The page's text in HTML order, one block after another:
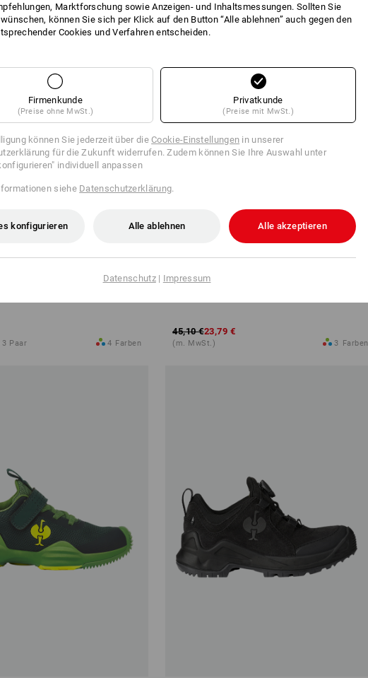
Paar 4 Farben
45,10 €23,79 €
(m. MwSt.) 3 Farben
Marktforschung sowie Anzeigen- und Inhaltsmessungen. Sollten Sie
können Sie sich per Klick auf den Button “Alle ablehnen” auch gegen den
Cookies und Verfahren entscheiden.
Firmenkunde
(Preise ohne MwSt.)
Privatkunde
(Preise mit MwSt.)
können Sie jederzeit über dieCookie-Einstellungen in unserer
für die Zukunft widerrufen. Zudem können Sie Ihre Auswahl unter
individuell anpassen
siehe Datenschutzerklärung.
konfigurieren Alle ablehnen Alle akzeptieren
Datenschutz| Impressum